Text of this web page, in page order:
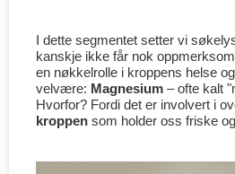
I dette segmentet setter vi
kanskje ikke får nok
en nøkkelrolle i kroppens helse og
velvære: Magnesium – ofte kalt
Hvorfor? Fordi det er involvert i
kroppen som holder oss friske